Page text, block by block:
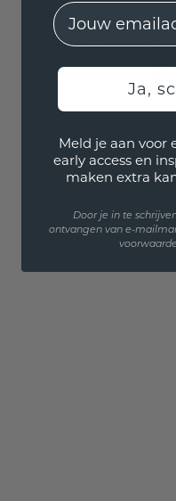
VOLG
EMail
Ja,
Meld je aan voor
early access en
maken extra
Door je in te
ontvangen van e-